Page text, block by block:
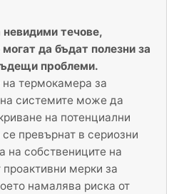
течове,
да бъдат полезни за
проблеми.
термокамера за
системите може да
на потенциални
превърнат в сериозни
на собствениците на
мерки за
намалява риска от